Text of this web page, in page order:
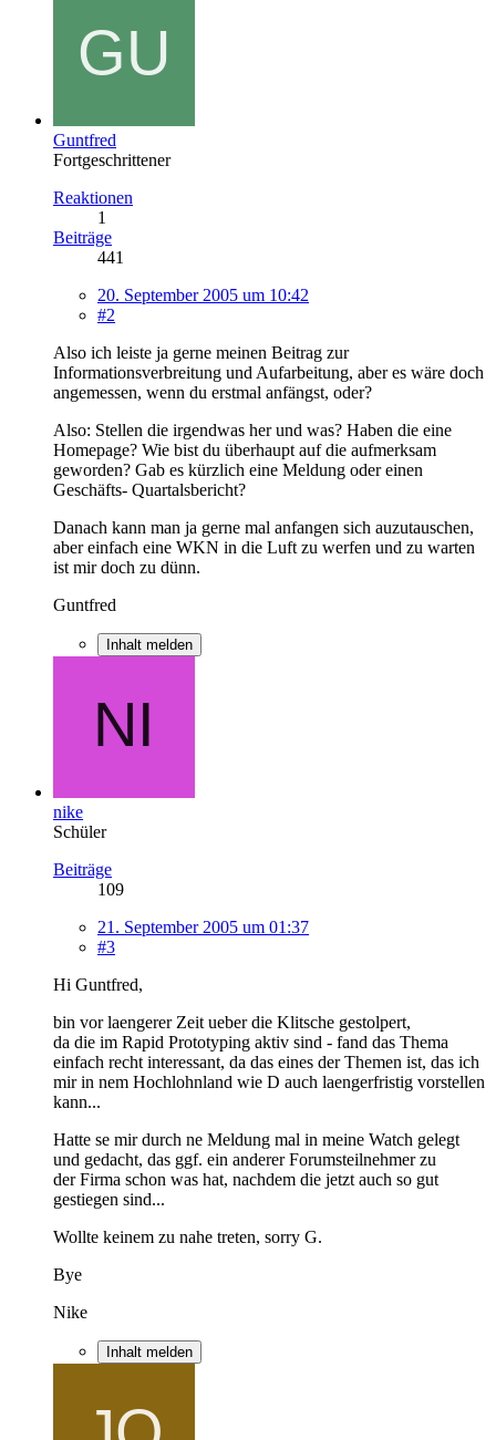
Guntfred
Fortgeschrittener
Reaktionen
1
Beiträge
441
20. September 2005 um 10:42
#2
Also ich leiste ja gerne meinen Beitrag zur
Informationsverbreitung und Aufarbeitung, aber es wäre doch
angemessen, wenn du erstmal anfängst, oder?
Also: Stellen die irgendwas her und was? Haben die eine
Homepage? Wie bist du überhaupt auf die aufmerksam
geworden? Gab es kürzlich eine Meldung oder einen
Geschäfts- Quartalsbericht?
Danach kann man ja gerne mal anfangen sich auzutauschen,
aber einfach eine WKN in die Luft zu werfen und zu warten
ist mir doch zu dünn.
Guntfred
Inhalt melden
nike
Schüler
Beiträge
109
21. September 2005 um 01:37
#3
Hi Guntfred,
bin vor laengerer Zeit ueber die Klitsche gestolpert,
da die im Rapid Prototyping aktiv sind - fand das Thema
einfach recht interessant, da das eines der Themen ist, das ich
mir in nem Hochlohnland wie D auch laengerfristig vorstellen
kann...
Hatte se mir durch ne Meldung mal in meine Watch gelegt
und gedacht, das ggf. ein anderer Forumsteilnehmer zu
der Firma schon was hat, nachdem die jetzt auch so gut
gestiegen sind...
Wollte keinem zu nahe treten, sorry G.
Bye
Nike
Inhalt melden